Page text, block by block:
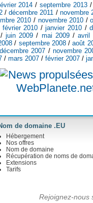
2014 /septembre 2013
/décembre 2011 / novembre
2010 / novembre 2010 /
février 2010 /janvier 2010 /
/juin 2009 / mai 2009/ avril
/ septembre 2008/août
décembre 2007 / novembre
/ mars 2007 / février 2007 /
de domaine .EU
Hébergement
Nos offres
Nom de domaine
Récupération de noms de
Extensions
Tarifs
Rejoignez-nous